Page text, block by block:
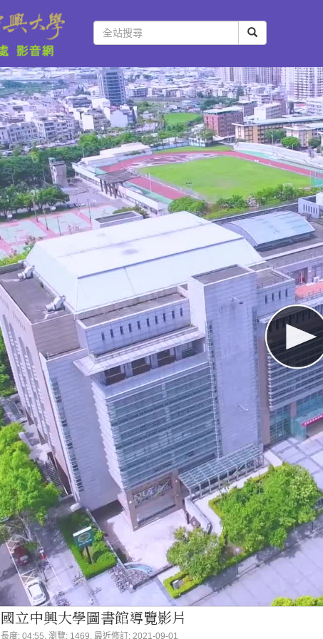
國立中興大學圖書館導覽影片
長度: 04:55, 瀏覽: 1469, 最近修訂: 2021-09-01